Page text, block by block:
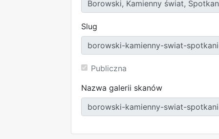
Slug
Publiczna
Nazwa galerii skanów